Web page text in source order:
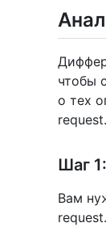
чтобы
о тех
request.
Шаг
Вам